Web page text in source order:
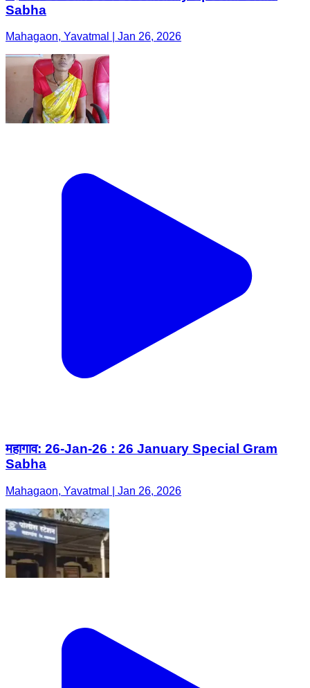
Sabha
Mahagaon, Yavatmal | Jan 26, 2026
महागाव: 26-Jan-26 : 26 January Special Gram
Sabha
Mahagaon, Yavatmal | Jan 26, 2026